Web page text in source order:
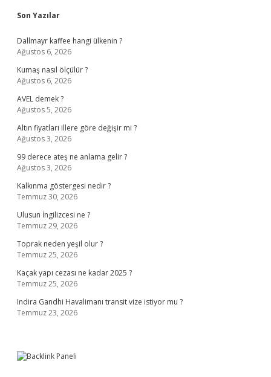
Sidebar
Son Yazılar
Dallmayr kaffee hangi ülkenin ?
Ağustos 6, 2026
Kumaş nasıl ölçülür ?
Ağustos 6, 2026
AVEL demek ?
Ağustos 5, 2026
Altın fiyatları illere göre değişir mi ?
Ağustos 3, 2026
99 derece ateş ne anlama gelir ?
Ağustos 3, 2026
Kalkınma göstergesi nedir ?
Temmuz 30, 2026
Ulusun İngilizcesi ne ?
Temmuz 29, 2026
Toprak neden yeşil olur ?
Temmuz 25, 2026
Kaçak yapı cezası ne kadar 2025 ?
Temmuz 25, 2026
Indira Gandhi Havalimanı transit vize istiyor mu ?
Temmuz 23, 2026